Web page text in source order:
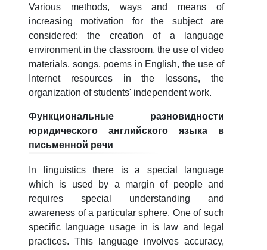
Various methods, ways and means of
increasing motivation for the subject are
considered: the creation of a language
environment in the classroom, the use of video
materials, songs, poems in English, the use of
Internet resources in the lessons, the
organization of students' independent work.
Функциональные разновидности
юридического английского языка в
письменной речи
In linguistics there is a special language
which is used by a margin of people and
requires special understanding and
awareness of a particular sphere. One of such
specific language usage in is law and legal
practices. This language involves accuracy,